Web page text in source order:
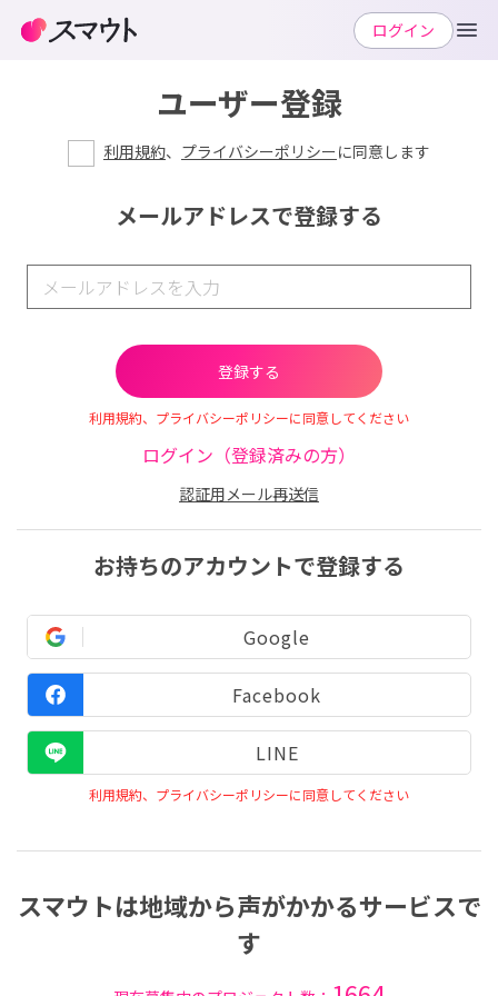
ユーザー登録
利用規約、 プライバシーポリシーに同意します
メールアドレスで登録する
利用規約、プライバシーポリシーに同意してください
ログイン（登録済みの方）
認証用メール再送信
お持ちのアカウントで登録する
Google
Facebook
LINE
利用規約、プライバシーポリシーに同意してください
スマウトは地域から声がかかるサービスで
す
ログイン